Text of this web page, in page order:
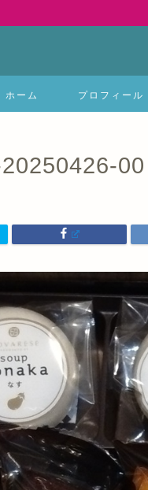
ホーム プロフィール
00